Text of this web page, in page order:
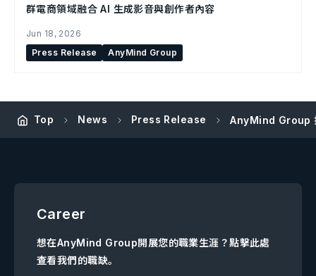
群電商領域融合 AI 生成影音與創作者內容
Jun 18, 2026
Press Release
AnyMind Group
Top News Press Release AnyMind Group
Career
想在AnyMind Group開展您的職業生涯？點擊此處
查看我們的職缺。